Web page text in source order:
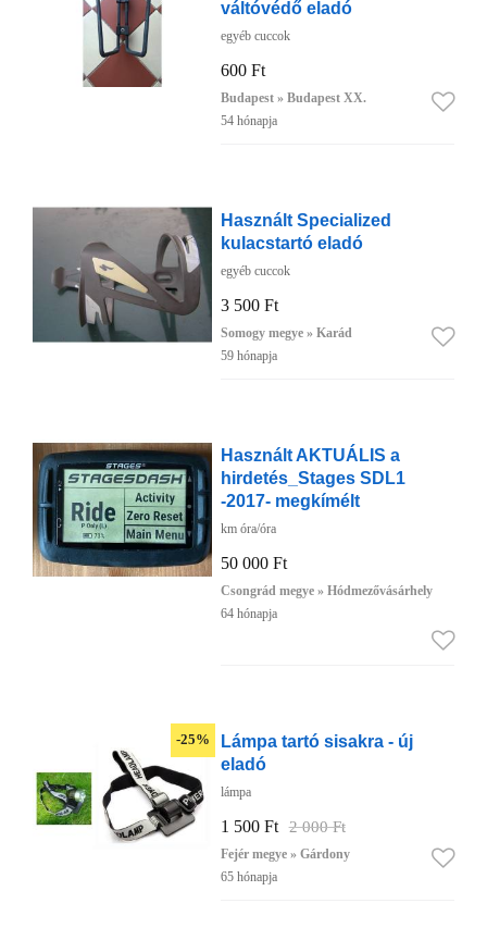
váltóvédő eladó
egyéb cuccok
600 Ft
Budapest » Budapest XX.
54 hónapja
Használt Specialized
kulacstartó eladó
egyéb cuccok
3 500 Ft
Somogy megye » Karád
59 hónapja
Használt AKTUÁLIS a
hirdetés_Stages SDL1
-2017- megkímélt
km óra/óra
50 000 Ft
Csongrád megye » Hódmezővásárhely
64 hónapja
-25%
Lámpa tartó sisakra - új
eladó
lámpa
1 500 Ft 2 000 Ft
Fejér megye » Gárdony
65 hónapja